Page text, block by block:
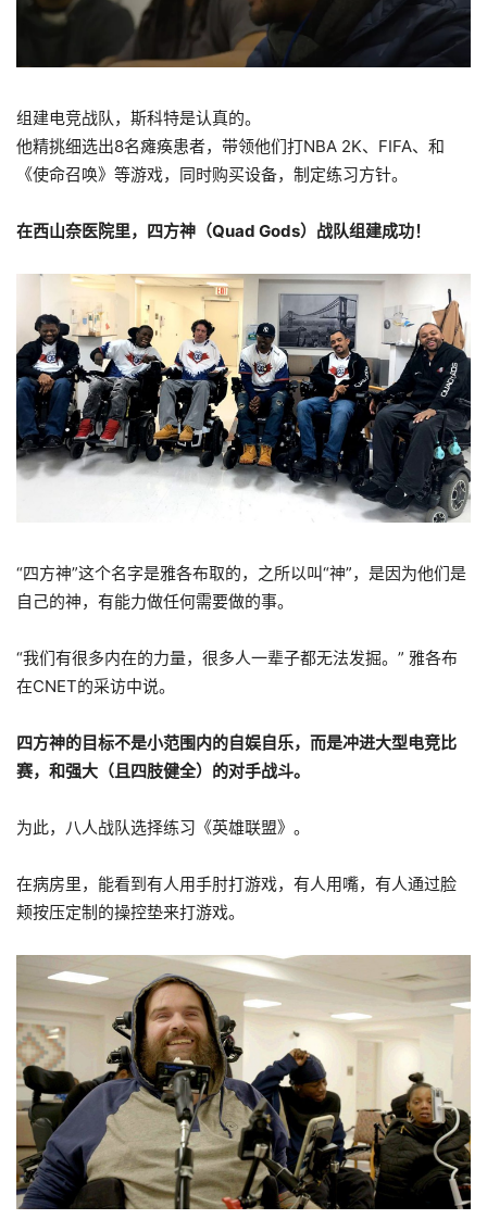
组建电竞战队，斯科特是认真的。
他精挑细选出8名瘫痪患者，带领他们打NBA 2K、FIFA、和
《使命召唤》等游戏，同时购买设备，制定练习方针。
在西山奈医院里，四方神（Quad Gods）战队组建成功！
“四方神”这个名字是雅各布取的，之所以叫“神”，是因为他们是
自己的神，有能力做任何需要做的事。
“我们有很多内在的力量，很多人一辈子都无法发掘。” 雅各布
在CNET的采访中说。
四方神的目标不是小范围内的自娱自乐，而是冲进大型电竞比
赛，和强大（且四肢健全）的对手战斗。
为此，八人战队选择练习《英雄联盟》。
在病房里，能看到有人用手肘打游戏，有人用嘴，有人通过脸
颊按压定制的操控垫来打游戏。